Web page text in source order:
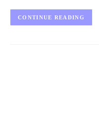
CONTINUE READING